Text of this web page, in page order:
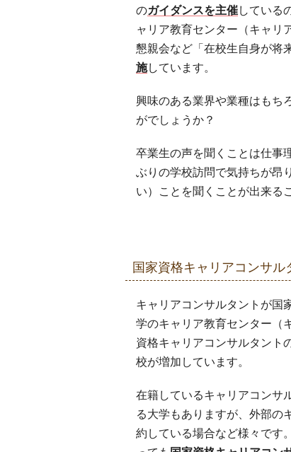
のガイダンスを主催している
ャリア教育センター（キャリ
懇親会など「在校生自身が将
施しています。
興味のある業界や業種はもち
がでしょうか？
卒業生の声を聞くことは仕事
ぶりの学校訪問で気持ちが昂
い）ことを聞くことが出来る
国家資格キャリアコンサル
キャリアコンサルタントが国
学のキャリア教育センター（
資格キャリアコンサルタント
校が増加しています。
在籍しているキャリアコンサ
る大学もありますが、外部の
約している場合など様々です